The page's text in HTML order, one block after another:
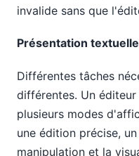
invalide sans que
Présentation
Différentes tâches
différentes. Un
plusieurs modes
une édition précise, un
manipulation et la